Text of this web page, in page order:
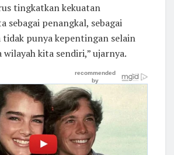
tingkatkan kekuatan
sebagai penangkal, sebagai
punya kepentingan selain
kita sendiri,” ujarnya.